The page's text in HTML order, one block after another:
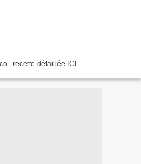
, recette détaillée ICI